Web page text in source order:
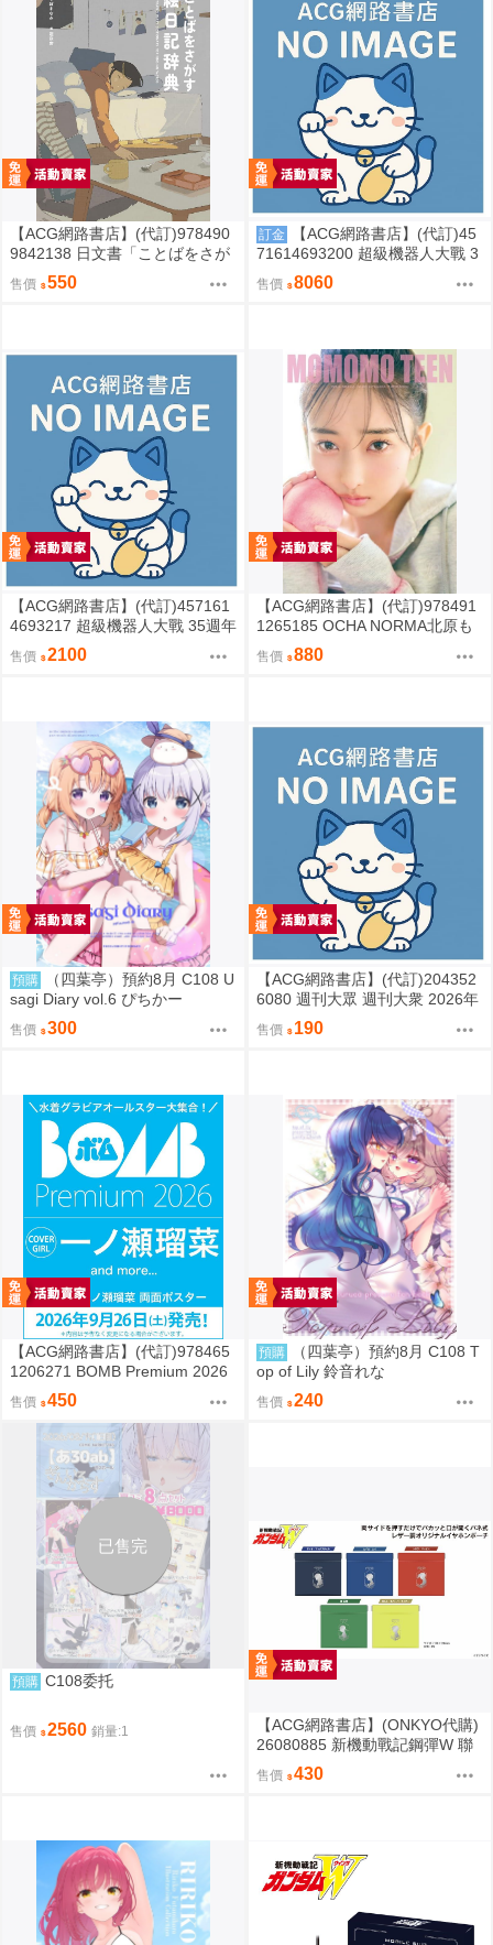
【ACG網路書店】(代訂)978490
9842138 日文書「ことばをさが
す絵日記辞典」YUEISHA DICTI
ONARY
售價 550
訂金
【ACG網路書店】(代訂)45
71614693200 超級機器人大戰 3
5週年紀念 JAM Project 主題歌完
整專輯 完全生產限定盤
售價 8060
【ACG網路書店】(代訂)457161
4693217 超級機器人大戰 35週年
紀念 JAM Project 主題歌完整專
輯 通常盤
售價 2100
【ACG網路書店】(代訂)978491
1265185 OCHA NORMA北原も
も 寫真集「もももてぃーん。」
售價 880
預購
（四葉亭）預約8月 C108 U
sagi Diary vol.6 ぴちかー
售價 300
【ACG網路書店】(代訂)204352
6080 週刊大眾 週刊大衆 2026年
8月31日號 附:海報
售價 190
【ACG網路書店】(代訂)978465
1206271 BOMB Premium 2026
封面:一ノ瀬瑠菜 附:雙面海報
售價 450
預購
（四葉亭）預約8月 C108 T
op of Lily 鈴音れな
售價 240
已售完
預購 C108委托
售價 2560 銷量:1
【ACG網路書店】(ONKYO代購)
26080885 新機動戰記鋼彈W 聯
名耳機 收納包
售價 430